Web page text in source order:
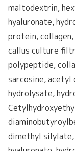
maltodextrin,
hyaluronate,
protein,
callus culture
polypeptide,
sarcosine,
hydrolysate,
dimethyl